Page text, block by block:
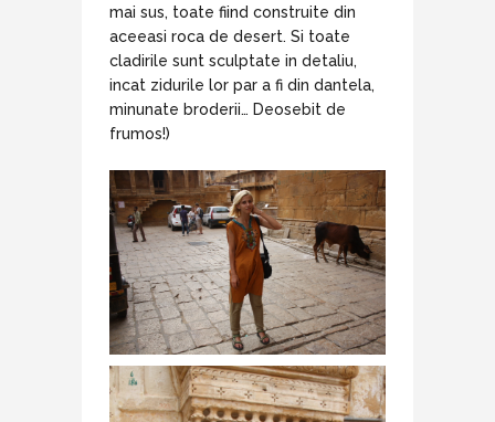
mai sus, toate fiind construite din
aceeasi roca de desert. Si toate
cladirile sunt sculptate in detaliu,
incat zidurile lor par a fi din dantela,
minunate broderii… Deosebit de
frumos!)